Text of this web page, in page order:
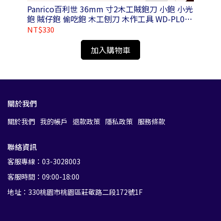
Panrico百利世 36mm 寸2木工賊鉋刀 小鉋 小光
鉋 賊仔鉋 偷吃鉋 木工刨刀 木作工具 WD-PL01-
N036100
NT$330
加入購物車
關於我們
關於我們 我的帳戶 退款政策 隱私政策 服務條款
聯絡資訊
客服專線：03-3028003
客服時間：09:00-18:00
地址：330桃園市桃園區莊敬路二段172號1F